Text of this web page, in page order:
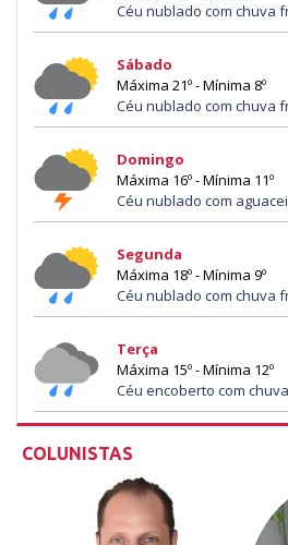
Céu nublado com chuva
Sábado
Máxima 21º - Mínima 8º
Céu nublado com chuva
Domingo
Máxima 16º - Mínima 11º
Céu nublado com
Segunda
Máxima 18º - Mínima 9º
Céu nublado com chuva
Terça
Máxima 15º - Mínima 12º
Céu encoberto com
COLUNISTAS